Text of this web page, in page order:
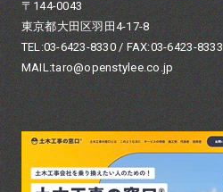
〒144-0043
東京都大田区羽田4-17-8
TEL:03-6423-8330 / FAX:03-6423-8333
MAIL:taro@openstylee.co.jp